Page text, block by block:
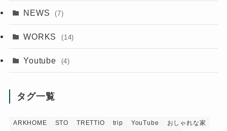
NEWS (7)
WORKS (14)
Youtube (4)
タグ一覧
ARKHOME STO TRETTIO trip YouTube
おしゃれな家